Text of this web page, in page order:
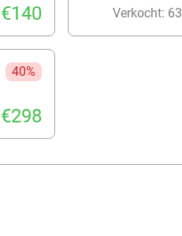
€140 Verkocht: 63
40%
€298